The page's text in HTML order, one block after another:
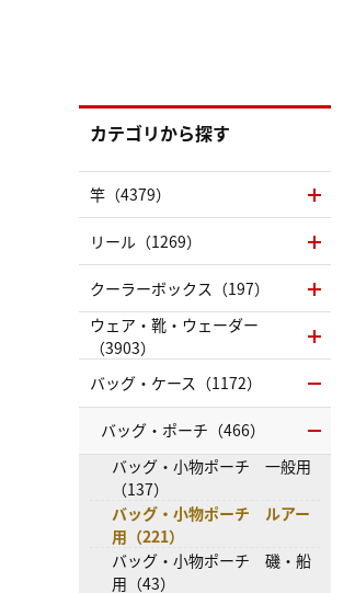
カテゴリから探す
竿（4379）
リール（1269）
クーラーボックス（197）
ウェア・靴・ウェーダー
（3903）
バッグ・ケース（1172）
バッグ・ポーチ（466）
バッグ・小物ポーチ 一般用
（137）
バッグ・小物ポーチ ルアー
用（221）
バッグ・小物ポーチ 磯・船
用（43）